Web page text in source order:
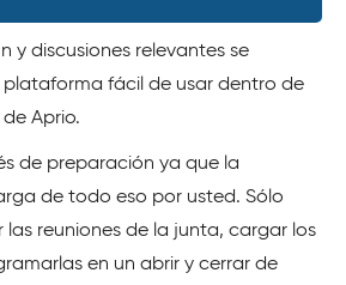
y discusiones relevantes se
fácil de usar dentro de
Aprio.
de preparación ya que la
de todo eso por usted. Sólo
reuniones de la junta, cargar los
en un abrir y cerrar de